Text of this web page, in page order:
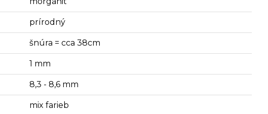
prírodný
šnúra = cca 38cm
1 mm
8,3 - 8,6 mm
mix farieb